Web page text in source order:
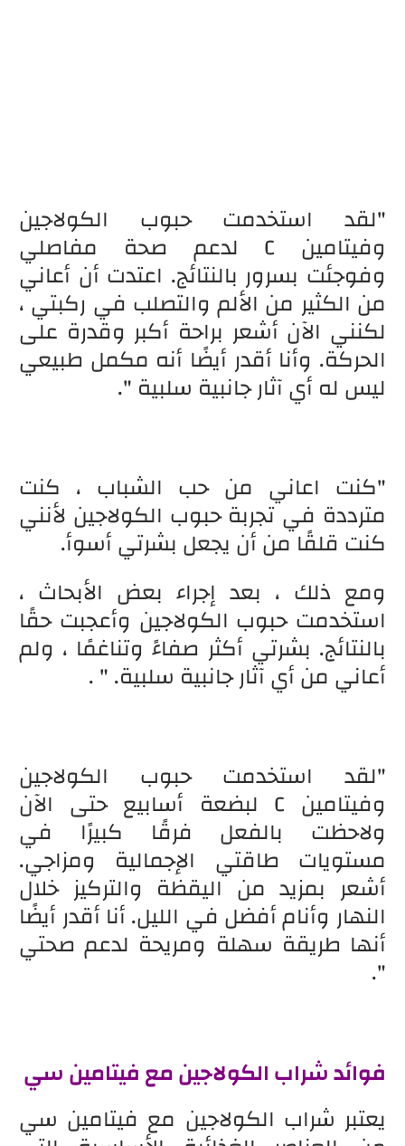
"لقد استخدمت حبوب الكولاجين
وفيتامين C لدعم صحة مفاصلي
وفوجئت بسرور بالنتائج. اعتدت أن أعاني
من الكثير من الألم والتصلب في ركبتي ،
لكنني الآن أشعر براحة أكبر وقدرة على
الحركة. وأنا أقدر أيضًا أنه مكمل طبيعي
ليس له أي آثار جانبية سلبية ".
"كنت اعاني من حب الشباب ، كنت
مترددة في تجربة حبوب الكولاجين لأنني
كنت قلقًا من أن يجعل بشرتي أسوأ.
ومع ذلك ، بعد إجراء بعض الأبحاث ،
استخدمت حبوب الكولاجين وأعجبت حقًا
بالنتائج. بشرتي أكثر صفاءً وتناغمًا ، ولم
أعاني من أي آثار جانبية سلبية. " .
"لقد استخدمت حبوب الكولاجين
وفيتامين C لبضعة أسابيع حتى الآن
ولاحظت بالفعل فرقًا كبيرًا في
مستويات طاقتي الإجمالية ومزاجي.
أشعر بمزيد من اليقظة والتركيز خلال
النهار وأنام أفضل في الليل. أنا أقدر أيضًا
أنها طريقة سهلة ومريحة لدعم صحتي
".
فوائد شراب الكولاجين مع فيتامين سي
يعتبر شراب الكولاجين مع فيتامين سي